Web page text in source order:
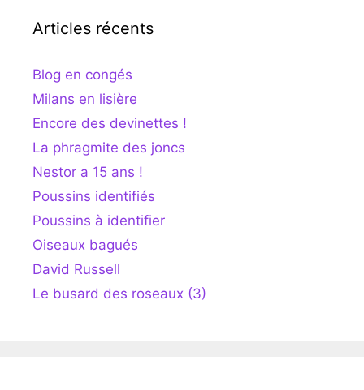
Articles récents
Blog en congés
Milans en lisière
Encore des devinettes !
La phragmite des joncs
Nestor a 15 ans !
Poussins identifiés
Poussins à identifier
Oiseaux bagués
David Russell
Le busard des roseaux (3)